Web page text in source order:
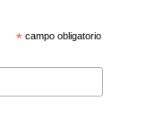
*campo obligatorio